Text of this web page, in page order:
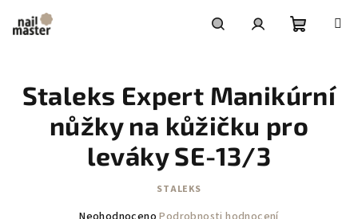
obsah
košík
Staleks Expert Manikúrní
nůžky na kůžičku pro
leváky SE-13/3
STALEKS
Průměrné